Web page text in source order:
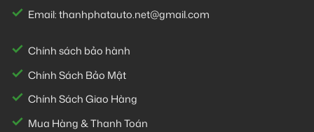
Email:thanhphatauto.net@gmail.com
Chính sách bảo hành
Chính Sách Bảo Mật
Chính Sách Giao Hàng
Mua Hàng & Thanh Toán